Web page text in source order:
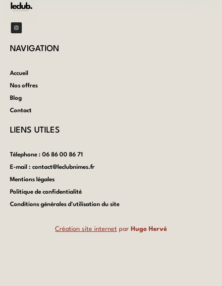
NAVIGATION​
Accueil
Nos offres
Blog
Contact
LIENS UTILES
Télephone : 06 86 00 86 71
E-mail : contact@leclubnimes.fr
Mentions légales
Politique de confidentialité
Conditions générales d'utilisation du site
Création site internet par Hugo Hervé